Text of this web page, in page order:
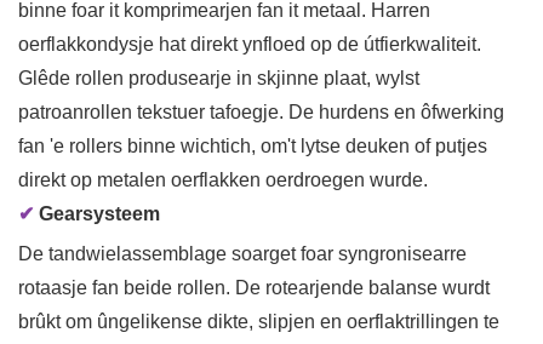
binne foar it komprimearjen fan it metaal. Harren
oerflakkondysje hat direkt ynfloed op de útfierkwaliteit.
Glêde rollen produsearje in skjinne plaat, wylst
patroanrollen tekstuer tafoegje. De hurdens en ôfwerking
fan 'e rollers binne wichtich, om't lytse deuken of putjes
direkt op metalen oerflakken oerdroegen wurde.
✔ Gearsysteem
De tandwielassemblage soarget foar syngronisearre
rotaasje fan beide rollen. De rotearjende balanse wurdt
brûkt om ûngelikense dikte, slipjen en oerflaktrillingen te